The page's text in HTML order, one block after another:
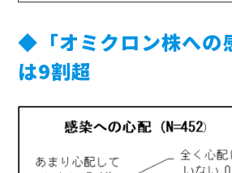
◆「オミクロン株への
は9割超